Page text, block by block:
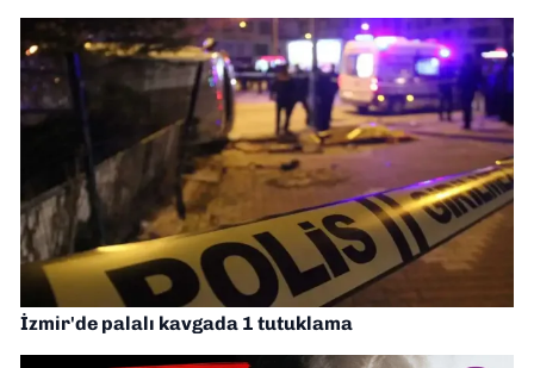
İzmir'de palalı kavgada 1 tutuklama